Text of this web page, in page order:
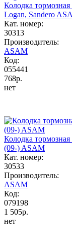
Колодка
Logan, Sandero
Кат. номер:
30313
Производитель:
ASAM
Код:
055441
768р.
нет
Колодка
(09-) ASAM
Кат. номер:
30533
Производитель:
ASAM
Код:
079198
1 505р.
нет